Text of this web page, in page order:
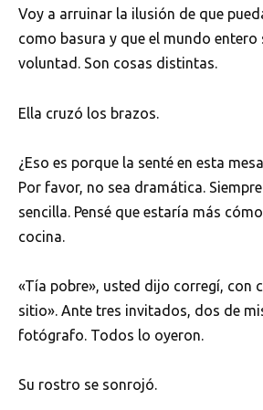
Voy a arruinar la ilusión de que
como basura y que el mundo entero
voluntad. Son cosas distintas.
Ella cruzó los brazos.
¿Eso es porque la senté en esta
Por favor, no sea dramática.
sencilla. Pensé que estaría más
cocina.
«Tía pobre», usted dijo corregí, con
sitio». Ante tres invitados, dos de
fotógrafo. Todos lo oyeron.
Su rostro se sonrojó.